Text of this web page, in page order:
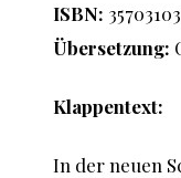
ISBN:
Übersetzung:
Klappentext:
In der neuen